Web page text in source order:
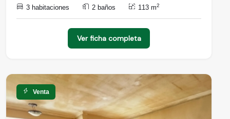
3 habitaciones 2 baños 113 m2
Ver ficha completa
Venta